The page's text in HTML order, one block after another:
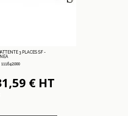
3 PLACES SF -
€ HT